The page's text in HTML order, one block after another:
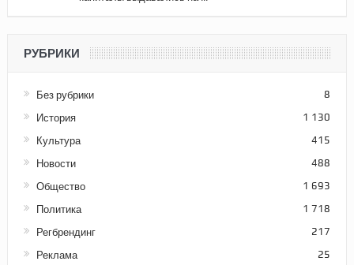
РУБРИКИ
Без рубрики 8
История 1 130
Культура 415
Новости 488
Общество 1 693
Политика 1 718
Регбрендинг 217
Реклама 25